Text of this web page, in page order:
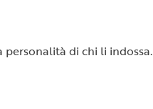
di chi li indossa.